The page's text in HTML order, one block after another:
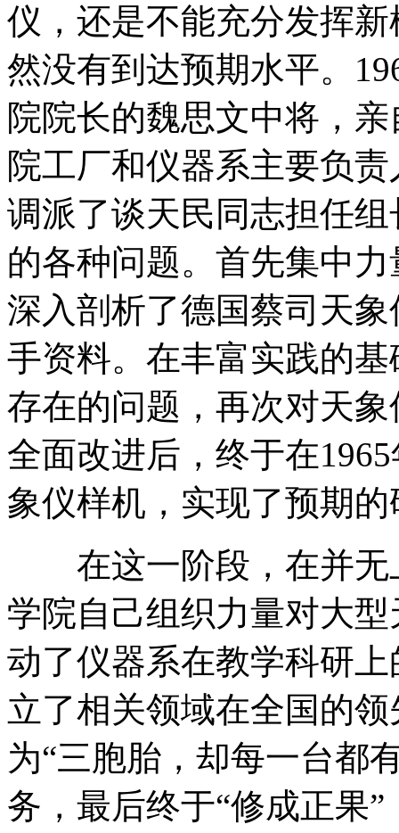
仪，还是不能充分发挥
然没有到达预期水平。
院院长的魏思文中将，
院工厂和仪器系主要负
调派了谈天民同志担任
的各种问题。首先集中
深入剖析了德国蔡司天
手资料。在丰富实践的
存在的问题，再次对天
全面改进后，终于在
象仪样机，实现了预期
在这一阶段，在并无
学院自己组织力量对大
动了仪器系在教学科研
立了相关领域在全国的
为“三胞胎，却每一台都
务，最后终于“修成正果